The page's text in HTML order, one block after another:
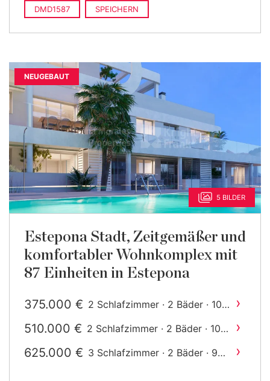
DMD1587 SPEICHERN
NEUGEBAUT
5 BILDER
Estepona Stadt, Zeitgemäßer und
komfortabler Wohnkomplex mit
87 Einheiten in Estepona
375.000 € 2 Schlafzimmer · 2 Bäder · 100
›
510.000 € 2 Schlafzimmer · 2 Bäder · 106
›
625.000 € 3 Schlafzimmer · 2 Bäder · 98
›